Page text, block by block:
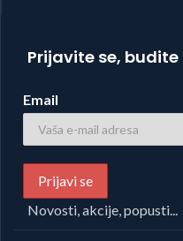
Prijavite se, budite
Email
Novosti, akcije, popusti...